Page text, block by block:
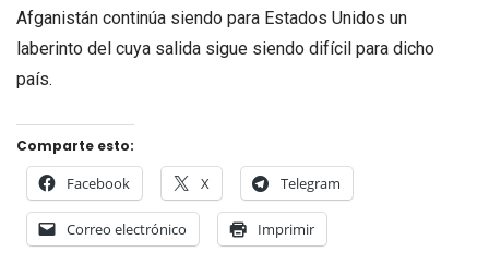
Afganistán continúa siendo para Estados Unidos un
laberinto del cuya salida sigue siendo difícil para dicho
país.
Comparte esto:
Facebook X Telegram
Correo electrónico Imprimir